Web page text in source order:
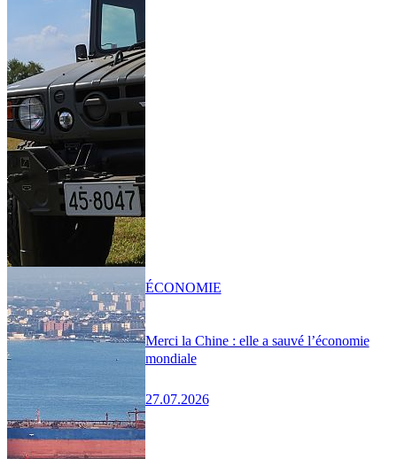
Merci la Chine : elle a sauvé l’économie
mondiale
27.07.2026
ÉCONOMIE